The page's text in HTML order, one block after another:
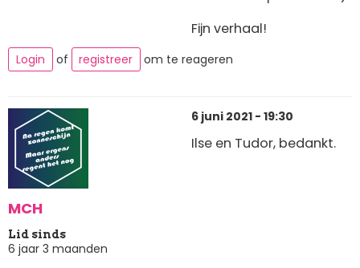
Fijn verhaal!
Login of registreer om te reageren
MCH
Lid sinds
6 jaar 3 maanden
6 juni 2021 - 19:30
Ilse en Tudor, bedankt.